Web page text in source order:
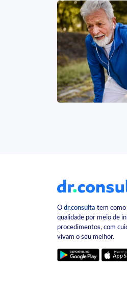
O dr.consulta tem como
qualidade por meio de
procedimentos, com
vivam o seu melhor.